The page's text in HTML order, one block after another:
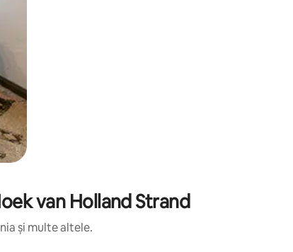
van Holland Strand
și multe altele.